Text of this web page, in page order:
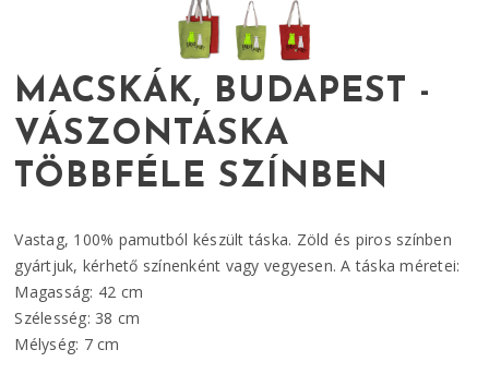
MACSKÁK, BUDAPEST -
VÁSZONTÁSKA
TÖBBFÉLE SZÍNBEN
Vastag, 100% pamutból készült táska. Zöld és piros színben
gyártjuk, kérhető színenként vagy vegyesen. A táska méretei:
Magasság: 42 cm
Szélesség: 38 cm
Mélység: 7 cm